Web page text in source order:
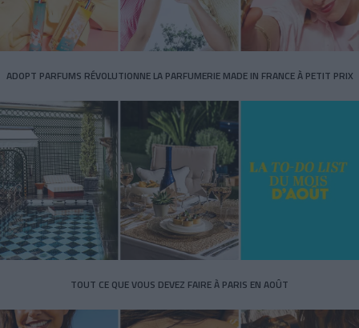
ADOPT PARFUMS RÉVOLUTIONNE LA PARFUMERIE MADE IN FRANCE À PETIT PRIX
TOUT CE QUE VOUS DEVEZ FAIRE À PARIS EN AOÛT